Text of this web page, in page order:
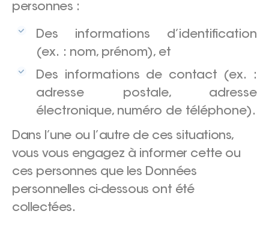
personnes :
Des informations d’identification
(ex. : nom, prénom), et
Des informations de contact (ex. :
adresse postale, adresse
électronique, numéro de téléphone).
Dans l’une ou l’autre de ces situations,
vous vous engagez à informer cette ou
ces personnes que les Données
personnelles ci-dessous ont été
collectées.